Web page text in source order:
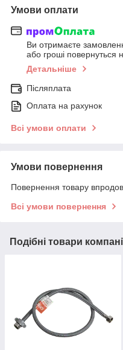
Умови оплати
Ви отримаєте
або гроші повернуться
Детальніше
Післяплата
Оплата на рахунок
Всі умови оплати
Умови повернення
Повернення товару
Всі умови повернення
Подібні товари